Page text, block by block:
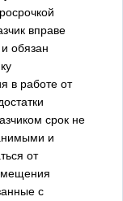
вправе
обязан
в работе от
срок не
и
от
с